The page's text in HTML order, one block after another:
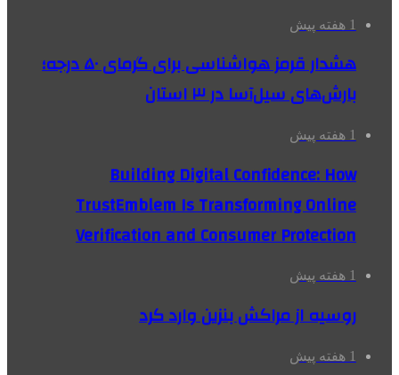
1 هفته پیش
هشدار قرمز هواشناسی برای گرمای ۵۰ درجه؛
بارش‌های سیل‌آسا در ۳ استان
1 هفته پیش
Building Digital Confidence: How
TrustEmblem Is Transforming Online
Verification and Consumer Protection
1 هفته پیش
روسیه از مراکش بنزین وارد کرد
1 هفته پیش